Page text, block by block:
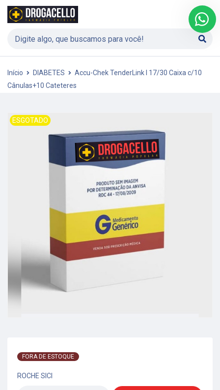
Início DIABETES
Accu-Chek TenderLink I 17/30 Caixa c/10
Cânulas+10 Cateteres
ESGOTADO
FORA DE ESTOQUE
ROCHE SICI